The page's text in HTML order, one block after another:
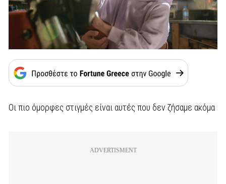
Οι πιο όμορφες στιγμές είναι αυτές που δεν ζήσαμε ακόμα